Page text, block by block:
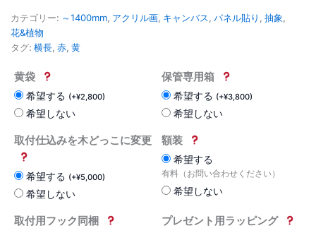
カテゴリー: ～1400mm, アクリル画, キャンバス, パネル貼り , 抽象,
花&植物
タグ: 横長, 赤, 黄
黄袋
希望する (+¥2,800)
希望しない
保管専用箱
希望する (+¥3,800)
希望しない
取付仕込みを木どっこに変更
希望する (+¥5,000)
希望しない
額装
希望する
有料（お問い合わせください）
希望しない
取付用フック同梱 プレゼント用ラッピング